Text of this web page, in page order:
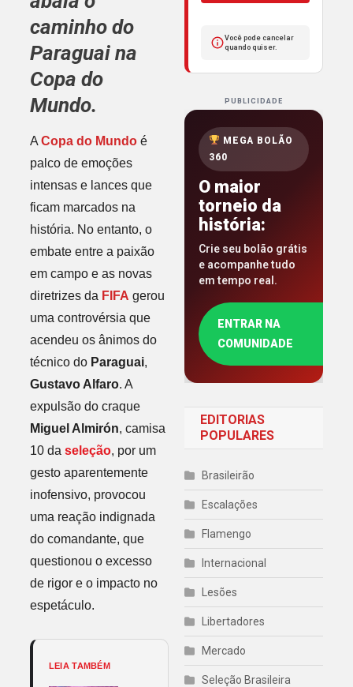
caminho do
Paraguaina
Copa do
Mundo.
A Copa do Mundoé
palco de emoções
intensas e lances que
ficam marcados na
história. No entanto, o
embate entre a paixão
em campo e as novas
diretrizes da FIFA gerou
uma controvérsia que
acendeu os ânimos do
técnico do Paraguai,
Gustavo Alfaro. A
expulsão do craque
Miguel Almirón, camisa
10 da seleção, por um
gesto aparentemente
inofensivo, provocou
uma reação indignada
do comandante, que
questionou o excesso
de rigor e o impacto no
espetáculo.
LEIA TAMBÉM
Você pode cancelar
quando quiser.
PUBLICIDADE
MEGA BOLÃO
360
O maior
torneio da
história:
Crie seu bolão grátis
e acompanhe tudo
em tempo real.
ENTRAR NA
COMUNIDADE
EDITORIAS
POPULARES
Brasileirão
Escalações
Flamengo
Internacional
Lesões
Libertadores
Mercado
Seleção Brasileira